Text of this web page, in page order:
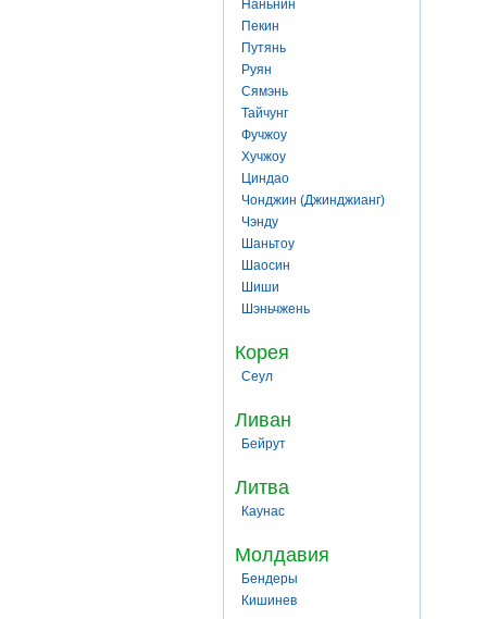
Наньнин
Пекин
Путянь
Руян
Сямэнь
Тайчунг
Фучжоу
Хучжоу
Циндао
Чонджин (Джинджианг)
Чэнду
Шаньтоу
Шаосин
Шиши
Шэньчжень
Корея
Сеул
Ливан
Бейрут
Литва
Каунас
Молдавия
Бендеры
Кишинев